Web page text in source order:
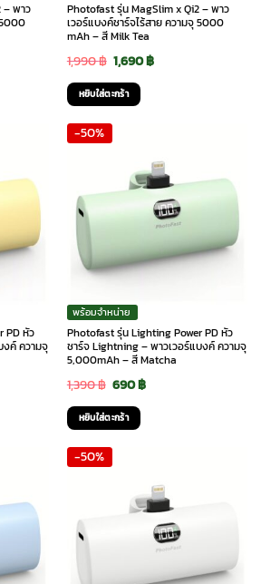
– พาว
Photofast รุ่น MagSlim x Qi2 – พาว
เวอร์แบงค์ชาร์จไร้สาย ความจุ 5000
mAh – สี Milk Tea
1,990฿ Original
price
was:
1,690฿Current
หยิบใส่ตะกร้า
PD หัว
งค์ ความจุ
-50%
พร้อมจำหน่าย
Photofast รุ่น Lighting Power PD หัว
ชาร์จ Lightning – พาวเวอร์แบงค์ ความจุ
5,000mAh – สี Matcha
1,390฿ Original
price
was:
1,390 ฿.
690฿Current
หยิบใส่ตะกร้า
-50%